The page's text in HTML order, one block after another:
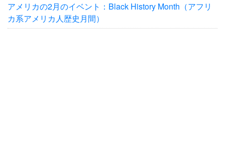
アメリカの2月のイベント：Black History Month（アフリ
カ系アメリカ人歴史月間）